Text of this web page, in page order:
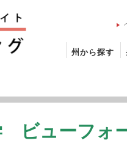
州から探す
ビューフォ